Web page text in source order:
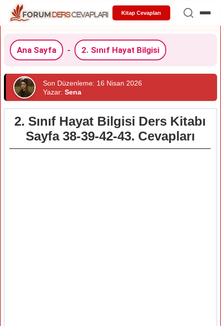
Kitap Cevapları
Ana Sayfa - 2. Sınıf Hayat Bilgisi
Son Düzenleme: 16 Nisan 2026
Yazar: Sena
2. Sınıf Hayat Bilgisi Ders Kitabı
Sayfa 38-39-42-43. Cevapları